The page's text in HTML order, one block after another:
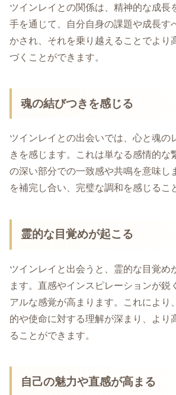
ツインレイとの関係は、精神的な成長
手を通じて、自分自身の課題や成長す
かされ、それを乗り越えることでより
づくことができます。
魂の結びつきを感じる
ツインレイとの出会いでは、心と魂の
きを感じます。これは単なる感情的な
の深い部分での一致感や共鳴を意味し
を補完し合い、完璧な調和を感じるこ
霊的な目覚めが起こる
ツインレイと出会うと、霊的な目覚め
ます。直感やインスピレーションが鋭
アルな感覚が高まります。これにより
的や使命に対する理解が深まり、より
ることができます。
自己の魅力や直感が高まる